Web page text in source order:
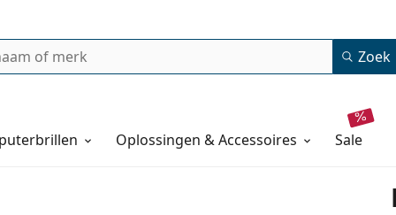
Zoek
Oplossingen & Accessoires sale